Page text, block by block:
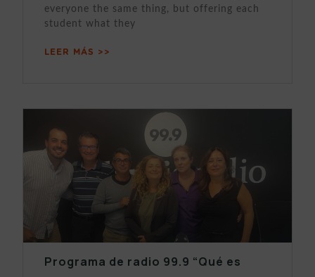
everyone the same thing, but offering each
student what they
LEER MÁS >>
Programa de radio 99.9 “Qué es